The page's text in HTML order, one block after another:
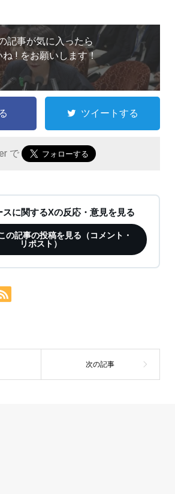
記事が気に入ったら
ね ! をお願いします！
ツイートする
で
スに関するXの反応・意見を見る
の記事の投稿を見る（コメント・
リポスト）